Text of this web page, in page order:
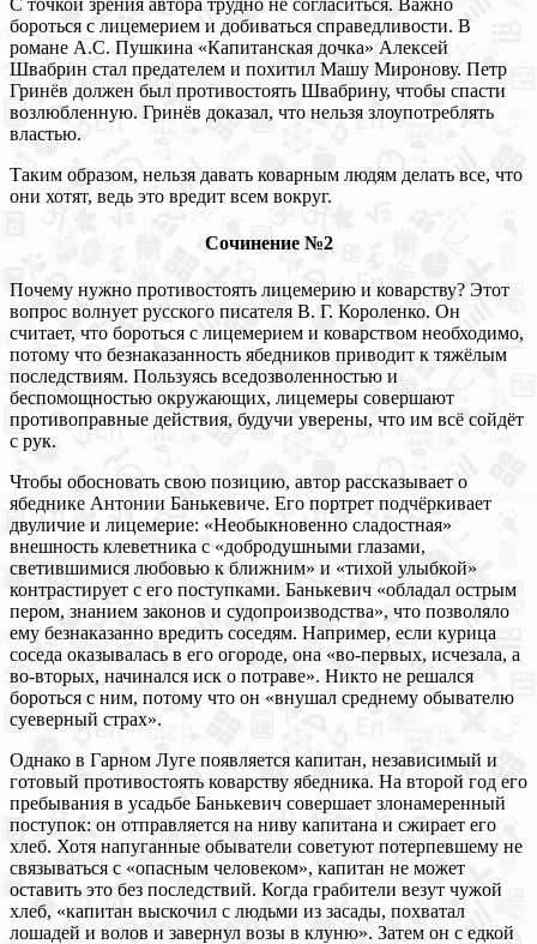
бороться с лицемерием и добиваться справедливости. В
романе А.С. Пушкина «Капитанская дочка» Алексей
Швабрин стал предателем и похитил Машу Миронову. Петр
Гринёв должен был противостоять Швабрину, чтобы спасти
возлюбленную. Гринёв доказал, что нельзя злоупотреблять
властью.
Таким образом, нельзя давать коварным людям делать все, что
они хотят, ведь это вредит всем вокруг.
Сочинение №2
Почему нужно противостоять лицемерию и коварству? Этот
вопрос волнует русского писателя В. Г. Короленко. Он
считает, что бороться с лицемерием и коварством необходимо,
потому что безнаказанность ябедников приводит к тяжёлым
последствиям. Пользуясь вседозволенностью и
беспомощностью окружающих, лицемеры совершают
противоправные действия, будучи уверены, что им всё сойдёт
с рук.
Чтобы обосновать свою позицию, автор рассказывает о
ябеднике Антонии Банькевиче. Его портрет подчёркивает
двуличие и лицемерие: «Необыкновенно сладостная»
внешность клеветника с «добродушными глазами,
светившимися любовью к ближним» и «тихой улыбкой»
контрастирует с его поступками. Банькевич «обладал острым
пером, знанием законов и судопроизводства», что позволяло
ему безнаказанно вредить соседям. Например, если курица
соседа оказывалась в его огороде, она «во-первых, исчезала, а
во-вторых, начинался иск о потраве». Никто не решался
бороться с ним, потому что он «внушал среднему обывателю
суеверный страх».
Однако в Гарном Луге появляется капитан, независимый и
готовый противостоять коварству ябедника. На второй год его
пребывания в усадьбе Банькевич совершает злонамеренный
поступок: он отправляется на ниву капитана и сжирает его
хлеб. Хотя напуганные обыватели советуют потерпевшему не
связываться с «опасным человеком», капитан не может
оставить это без последствий. Когда грабители везут чужой
хлеб, «капитан выскочил с людьми из засады, похватал
лошадей и волов и завернул возы в клуню». Затем он с едкой